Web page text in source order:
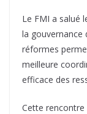
Le FMI a salué
la gouvernance
réformes
meilleure
efficace des
Cette rencontre